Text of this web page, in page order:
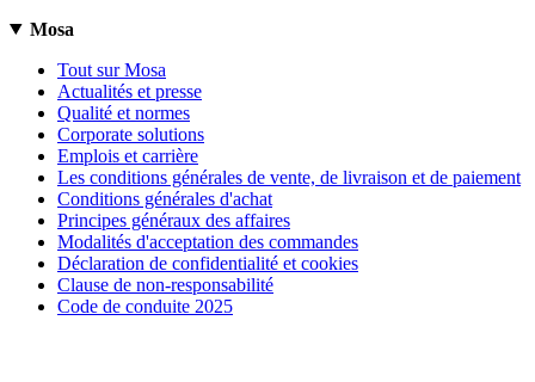
Mosa
Tout sur Mosa
Actualités et presse
Qualité et normes
Corporate solutions
Emplois et carrière
Les conditions générales de vente, de livraison et de paiement
Conditions générales d'achat
Principes généraux des affaires
Modalités d'acceptation des commandes
Déclaration de confidentialité et cookies
Clause de non-responsabilité
Code de conduite 2025